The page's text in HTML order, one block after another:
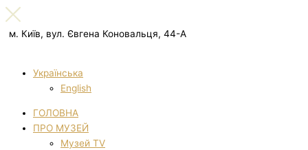
м. Київ, вул. Євгена Коновальця, 44-А
Українська
English
ГОЛОВНА
ПРО МУЗЕЙ
Музей TV